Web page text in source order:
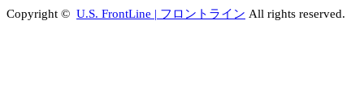
Copyright © U.S. FrontLine | フロントライン All rights reserved.